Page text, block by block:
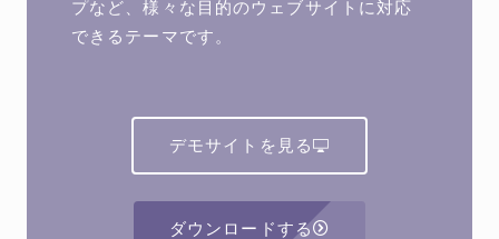
プなど、様々な目的のウェブサイトに対応
できるテーマです。
デモサイトを見る
ダウンロードする